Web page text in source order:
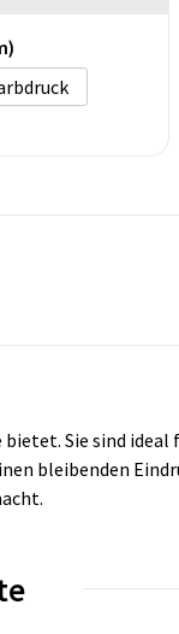
Sie sind ideal
bleibenden